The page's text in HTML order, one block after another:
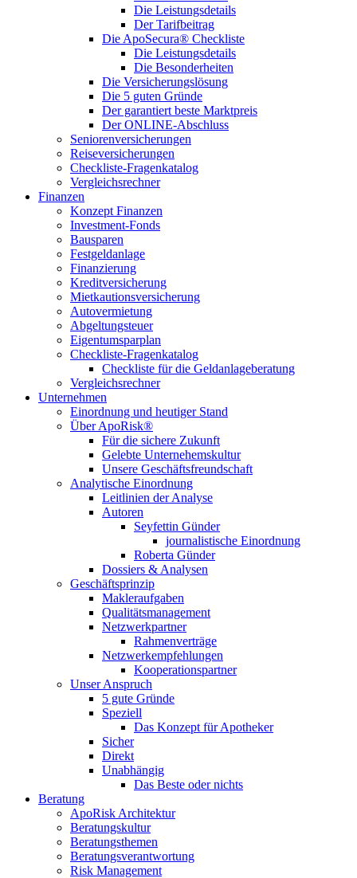
Die Leistungsdetails
Der Tarifbeitrag
Die ApoSecura® Checkliste
Die Leistungsdetails
Die Besonderheiten
Die Versicherungslösung
Die 5 guten Gründe
Der garantiert beste Marktpreis
Der ONLINE-Abschluss
Seniorenversicherungen
Reiseversicherungen
Checkliste-Fragenkatalog
Vergleichsrechner
Finanzen
Konzept Finanzen
Investment-Fonds
Bausparen
Festgeldanlage
Finanzierung
Kreditversicherung
Mietkautionsversicherung
Autovermietung
Abgeltungsteuer
Eigentumsparplan
Checkliste-Fragenkatalog
Checkliste für die Geldanlageberatung
Vergleichsrechner
Unternehmen
Einordnung und heutiger Stand
Über ApoRisk®
Für die sichere Zukunft
Gelebte Unternehemskultur
Unsere Geschäftsfreundschaft
Analytische Einordnung
Leitlinien der Analyse
Autoren
Seyfettin Günder
journalistische Einordnung
Roberta Günder
Dossiers & Analysen
Geschäftsprinzip
Makleraufgaben
Qualitätsmanagement
Netzwerkpartner
Rahmenverträge
Netzwerkempfehlungen
Kooperationspartner
Unser Anspruch
5 gute Gründe
Speziell
Das Konzept für Apotheker
Sicher
Direkt
Unabhängig
Das Beste oder nichts
Beratung
ApoRisk Architektur
Beratungskultur
Beratungsthemen
Beratungsverantwortung
Risk Management